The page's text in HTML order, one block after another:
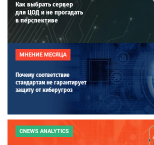
Как выбрать сервер
для ЦОД и не прогадать
в перспективе
МНЕНИЕ МЕСЯЦА
Почему соответствие
стандартам не гарантирует
защиту от киберугроз
CNEWS ANALYTICS